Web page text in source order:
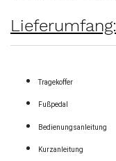
Lieferumfang:
Tragekoffer
Fußpedal
Bedienungsanleitung
Kurzanleitung